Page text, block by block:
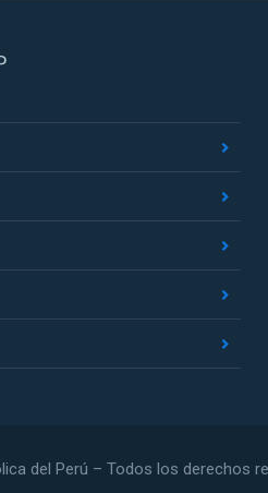
del Perú – Todos los derechos